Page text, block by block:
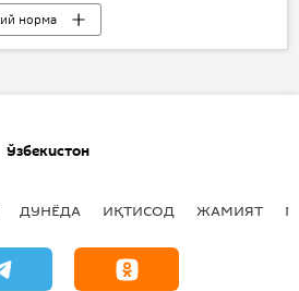
норма
Ўзбекистон
ДУНЁДА ИҚТИСОД ЖАМИЯТ